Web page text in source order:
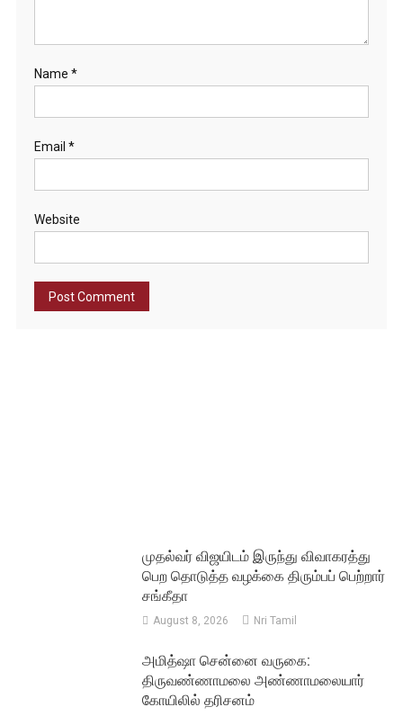
Name *
Email *
Website
முதல்வர் விஜயிடம் இருந்து விவாகரத்து
பெற தொடுத்த வழக்கை திரும்பப் பெற்றார்
சங்கீதா
August 8, 2026 Nri Tamil
அமித்ஷா சென்னை வருகை:
திருவண்ணாமலை அண்ணாமலையார்
கோயிலில் தரிசனம்